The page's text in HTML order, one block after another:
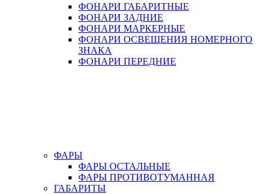
ФОНАРИ ГАБАРИТНЫЕ
ФОНАРИ ЗАДНИЕ
ФОНАРИ МАРКЕРНЫЕ
ФОНАРИ ОСВЕЩЕНИЯ НОМЕРНОГО
ЗНАКА
ФОНАРИ ПЕРЕДНИЕ
ФАРЫ
ФАРЫ ОСТАЛЬНЫЕ
ФАРЫ ПРОТИВОТУМАННАЯ
ГАБАРИТЫ